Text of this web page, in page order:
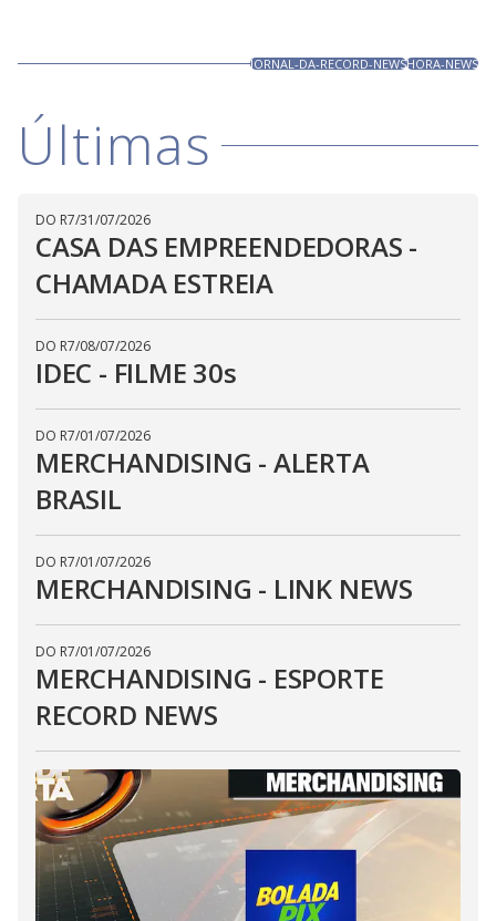
JORNAL-DA-RECORD-NEWSHORA-NEWS
Últimas
DO R7/31/07/2026
CASA DAS EMPREENDEDORAS -
CHAMADA ESTREIA
DO R7/08/07/2026
IDEC - FILME 30s
DO R7/01/07/2026
MERCHANDISING - ALERTA
BRASIL
DO R7/01/07/2026
MERCHANDISING - LINK NEWS
DO R7/01/07/2026
MERCHANDISING - ESPORTE
RECORD NEWS